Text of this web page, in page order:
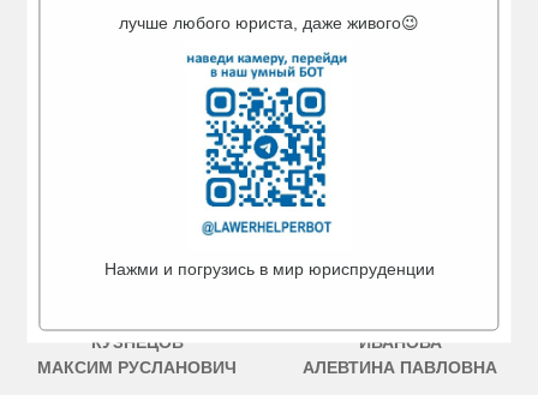
АЙГУЛЬ АМИРОВНА
ЧИСТОВА
ТАТЬЯНА ВАЛЕРЬЕВНА
КУЗНЕЦОВ
МАКСИМ РУСЛАНОВИЧ
ИВАНОВА
АЛЕВТИНА ПАВЛОВНА
лучше любого юриста, даже живого😉
Нажми и погрузись в мир юриспруденции